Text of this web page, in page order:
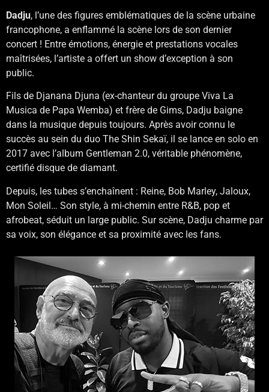
Dadju, l’une des figures emblématiques de la scène urbaine
francophone, a enflammé la scène lors de son dernier
concert ! Entre émotions, énergie et prestations vocales
maîtrisées, l’artiste a offert un show d’exception à son
public.
Fils de Djanana Djuna (ex-chanteur du groupe Viva La
Musica de Papa Wemba) et frère de Gims, Dadju baigne
dans la musique depuis toujours. Après avoir connu le
succès au sein du duo The Shin Sekaï, il se lance en solo en
2017 avec l’album Gentleman 2.0, véritable phénomène,
certifié disque de diamant.
Depuis, les tubes s’enchaînent : Reine, Bob Marley, Jaloux,
Mon Soleil… Son style, à mi-chemin entre R&B, pop et
afrobeat, séduit un large public. Sur scène, Dadju charme par
sa voix, son élégance et sa proximité avec les fans.